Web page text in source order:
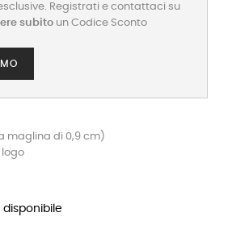
Registrati e contattaci su
subito un Codice Sconto
maglina di 0,9 cm)
logo